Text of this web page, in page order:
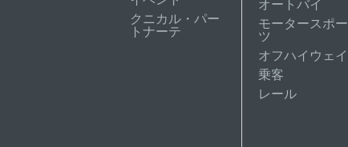
クニカル・パー
トナーテ
オートバイ
モータースポー
ツ
オフハイウェイ
乗客
レール